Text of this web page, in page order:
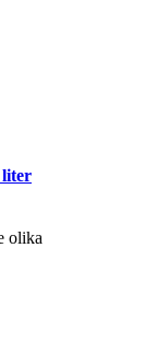
liter
olika